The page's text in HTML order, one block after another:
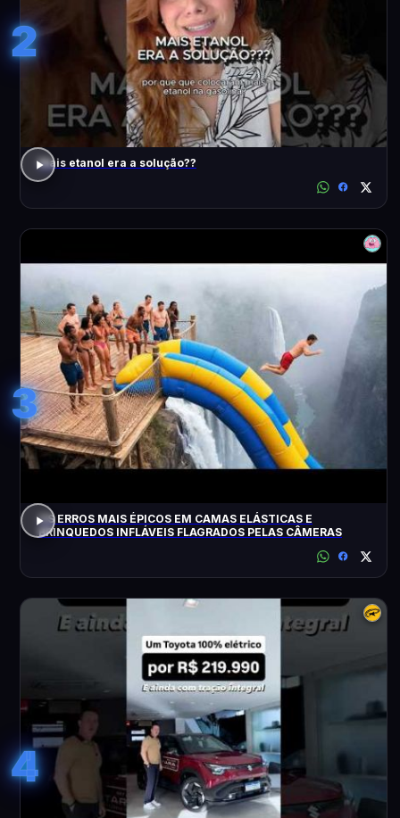
2
Mais etanol era a solução??
3
OS ERROS MAIS ÉPICOS EM CAMAS ELÁSTICAS E
BRINQUEDOS INFLÁVEIS FLAGRADOS PELAS CÂMERAS
4